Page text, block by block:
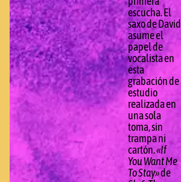
escucha. El
saxo de David
asume el
papel de
vocalista en
esta
grabación de
estudio
realizada en
una sola
toma, sin
trampa ni
cartón.«If
You Want Me
To Stay»de